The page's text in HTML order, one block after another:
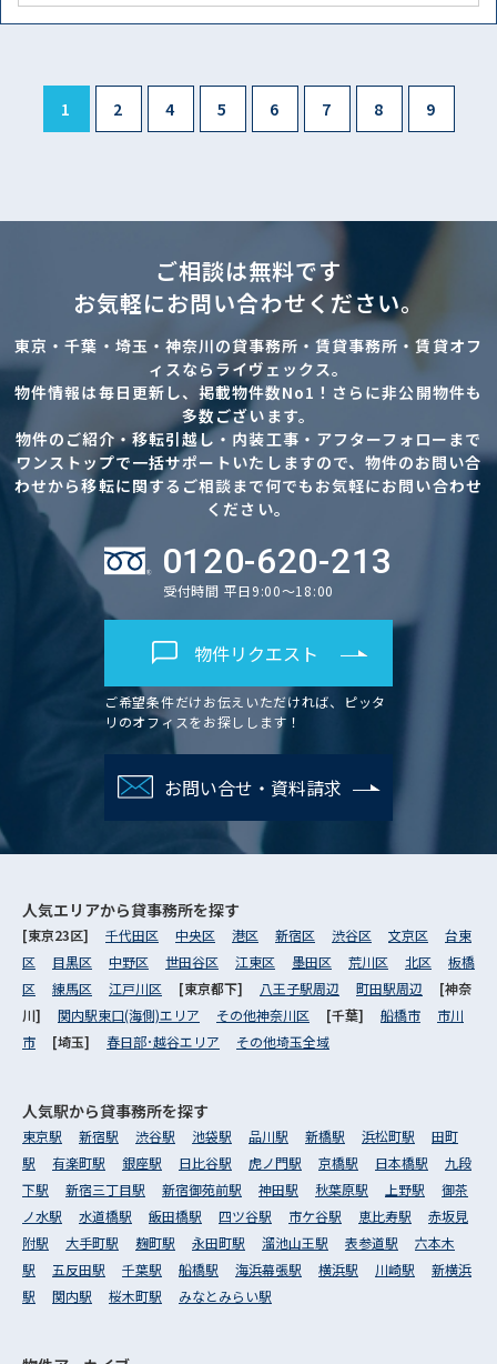
1 2 4 5 6 7 8 9
ご相談は無料です
お気軽にお問い合わせください。
東京・千葉・埼玉・神奈川の貸事務所・賃貸事務所・賃貸オフ
ィスならライヴェックス。
物件情報は毎日更新し、掲載物件数No1！さらに非公開物件も
多数ございます。
物件のご紹介・移転引越し・内装工事・アフターフォローまで
ワンストップで一括サポートいたしますので、物件のお問い合
わせから移転に関するご相談まで何でもお気軽にお問い合わせ
ください。
0120-620-213
受付時間 平日9:00～18:00
物件リクエスト
ご希望条件だけお伝えいただければ、ピッタ
リのオフィスをお探しします！
お問い合せ・資料請求
人気エリアから貸事務所を探す
[東京23区] 千代田区 中央区 港区 新宿区 渋谷区 文京区
台東
区
目黒区 中野区 世田谷区 江東区 墨田区 荒川区 北区
板橋
区
練馬区 江戸川区 [東京都下] 八王子駅周辺 町田駅周辺
[神奈
川] 関内駅東口(海側)エリア その他神奈川区 [千葉] 船橋市
市川
市
[埼玉] 春日部･越谷エリア その他埼玉全域
人気駅から貸事務所を探す
東京駅 新宿駅 渋谷駅 池袋駅 品川駅 新橋駅 浜松町駅
田町
駅
有楽町駅 銀座駅 日比谷駅 虎ノ門駅 京橋駅 日本橋駅
九段
下駅
新宿三丁目駅 新宿御苑前駅 神田駅 秋葉原駅 上野駅
御茶
ノ水駅
水道橋駅 飯田橋駅 四ツ谷駅 市ケ谷駅 恵比寿駅
赤坂見
附駅
大手町駅 麹町駅 永田町駅 溜池山王駅 表参道駅
六本木
駅
五反田駅 千葉駅 船橋駅 海浜幕張駅 横浜駅 川崎駅
新横浜
駅
関内駅 桜木町駅 みなとみらい駅